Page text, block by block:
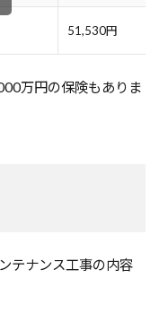
51,530円
万円の保険もありま
テナンス工事の内容